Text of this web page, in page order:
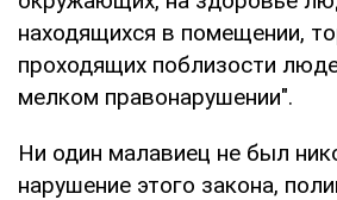
находящихся в помещении,
проходящих поблизости
мелком правонарушении".
Ни один малавиец не был
нарушение этого закона,